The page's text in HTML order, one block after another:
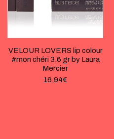
VELOUR LOVERS lip colour
#mon chéri 3.6 gr by Laura
Mercier
16,94€